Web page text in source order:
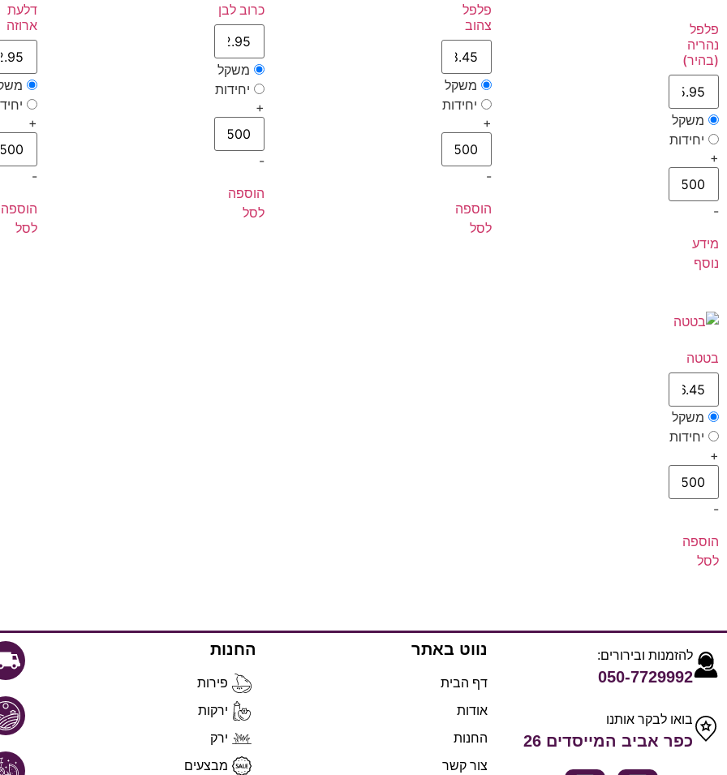
פלפל
נהריה
(בהיר)
משקל
יחידות
+
-
מידע
נוסף
פלפל
צהוב
משקל
יחידות
+
-
הוספה
לסל
כרוב לבן
משקל
יחידות
+
-
הוספה
לסל
דלעת
ארוזה
+
-
הוספה
לסל
בטטה
משקל
יחידות
+
-
הוספה
לסל
להזמנות ובירורים:
050-7729992
בואו לבקר אותנו
כפר אביב המייסדים 26
נווט באתר
דף הבית
אודות
החנות
צור קשר
החנות
פירות
ירקות
ירק
מבצעים